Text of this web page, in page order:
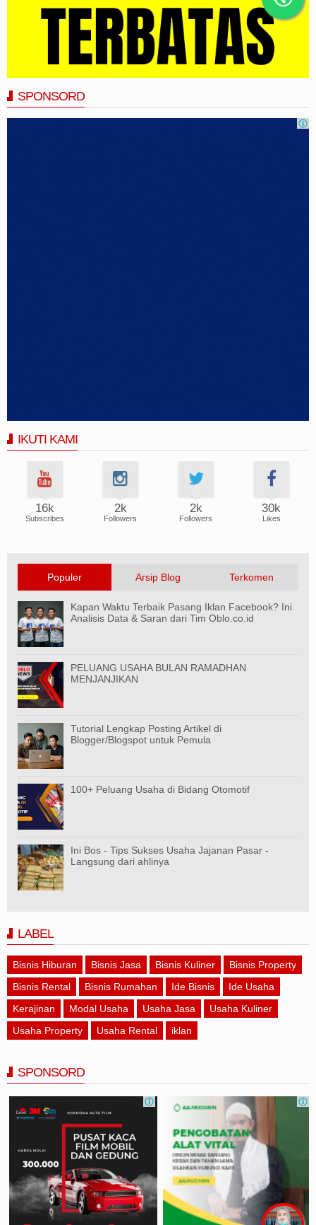
SPONSORD
IKUTI KAMI
16k
Subscribes
2k
Followers
2k
Followers
30k
Likes
Populer Arsip Blog Terkomen
Kapan Waktu Terbaik Pasang Iklan Facebook? Ini
Analisis Data & Saran dari Tim Oblo.co.id
PELUANG USAHA BULAN RAMADHAN
MENJANJIKAN
Tutorial Lengkap Posting Artikel di
Blogger/Blogspot untuk Pemula
100+ Peluang Usaha di Bidang Otomotif
Ini Bos - Tips Sukses Usaha Jajanan Pasar -
Langsung dari ahlinya
LABEL
Bisnis Hiburan Bisnis Jasa Bisnis Kuliner
Bisnis Property
Bisnis Rental
Bisnis Rumahan Ide Bisnis
Ide Usaha
Kerajinan
Modal Usaha Usaha Jasa
Usaha Kuliner
Usaha Property
Usaha Rental iklan
SPONSORD